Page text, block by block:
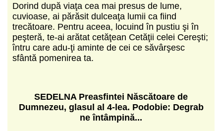
Dorind după viaţa cea mai presus de lume,
cuvioase, ai părăsit dulceaţa lumii ca fiind
trecătoare. Pentru aceea, locuind în pustiu şi în
peşteră, te-ai arătat cetăţean Cetăţii celei Cereşti;
întru care adu-ţi aminte de cei ce săvârşesc
sfântă pomenirea ta.
SEDELNA Preasfintei Născătoare de
Dumnezeu, glasul al 4-lea. Podobie: Degrab
neîntâmpină...